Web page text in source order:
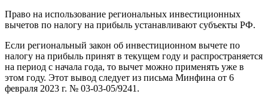
Право на использование региональных инвестиционных
вычетов по налогу на прибыль устанавливают субъекты РФ.
Если региональный закон об инвестиционном вычете по
налогу на прибыль принят в текущем году и распространяется
на период с начала года, то вычет можно применять уже в
этом году. Этот вывод следует из письма Минфина от 6
февраля 2023 г. № 03-03-05/9241.